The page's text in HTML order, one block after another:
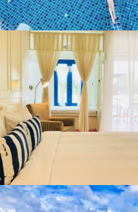
Follow Me